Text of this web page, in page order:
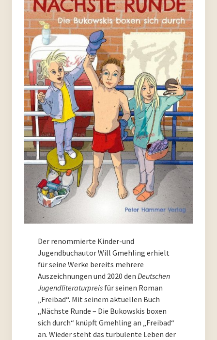
PoesieFest 2020. Das 10. Jahr.
PoesieFest 2019
PoesieFest 2018
PoesieFest 2017
PoesieFest 2016
PoesieFest 2015
PoesieFest 2014
PoesieFest 2013
PoesieFest 2012
PoesieFest 2011
PoesieDebütPreis Düsseldorf
Archiv 2023
Archiv 2022
Archiv 2021
Der renommierte Kinder-und
Jugendbuchautor Will Gmehling erhielt
für seine Werke bereits mehrere
Auszeichnungen und 2020 den Deutschen
Jugendliteraturpreisfür seinen Roman
„Freibad“. Mit seinem aktuellen Buch
„Nächste Runde – Die Bukowskis boxen
sich durch“ knüpft Gmehling an „Freibad“
an. Wieder steht das turbulente Leben der